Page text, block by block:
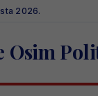
2026.
Osim